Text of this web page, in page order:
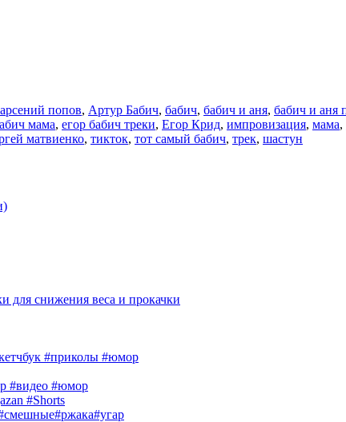
арсений попов, Артур Бабич, бабич, бабич и аня, бабич и аня
мама, егор бабич треки, Егор Крид, импровизация, мама,
матвиенко, тикток, тот самый бабич, трек, шастун
снижения веса и прокачки
#приколы #юмор
#видео #юмор
#Shorts